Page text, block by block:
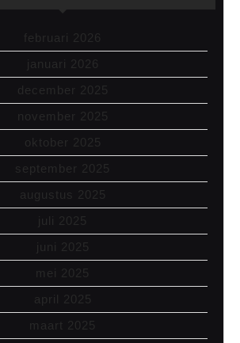
februari 2026
januari 2026
december 2025
november 2025
oktober 2025
september 2025
augustus 2025
juli 2025
juni 2025
mei 2025
april 2025
maart 2025